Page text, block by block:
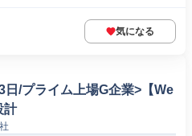
気になる
日/プライム上場G企業>【We
計